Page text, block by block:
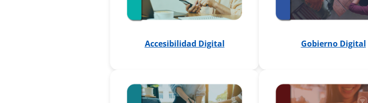
Accesibilidad Digital Gobierno Digital